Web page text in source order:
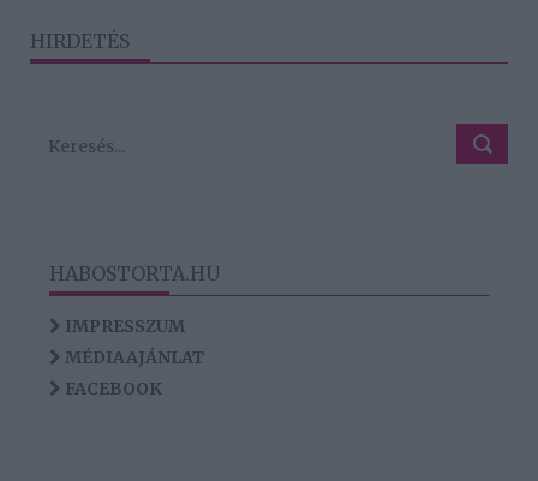
HIRDETÉS
HABOSTORTA.HU
IMPRESSZUM
MÉDIAAJÁNLAT
FACEBOOK